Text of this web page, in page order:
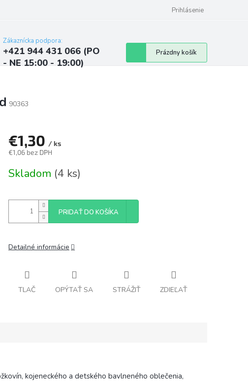
Najčastejšie otázky a odpovede
Prihlásenie
Zákaznícka podpora:
+421 944 431 066 (PO
- NE 15:00 - 19:00)
Nákupný
košík
Prázdny košík
90363
€1,30 / ks
€1,06 bez DPH
cena:
Skladom (4 ks)
PRIDAŤ DO KOŠÍKA
Detailné informácie
TLAČ OPÝTAŤ SA STRÁŽIŤ ZDIEĽAŤ
kojeneckého a detského bavlneného oblečenia,